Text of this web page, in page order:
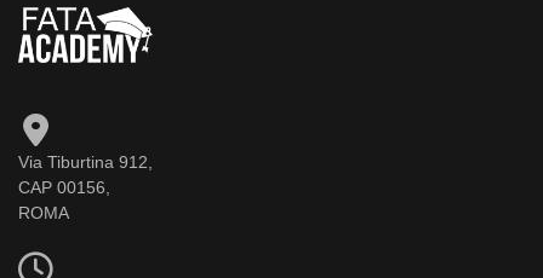
Via Tiburtina 912,
CAP 00156,
ROMA